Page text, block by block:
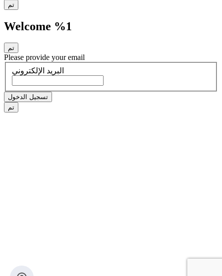
تم
Welcome %1
تم
Please provide your email
البريد الإلكتروني
تسجيل الدخول
تم